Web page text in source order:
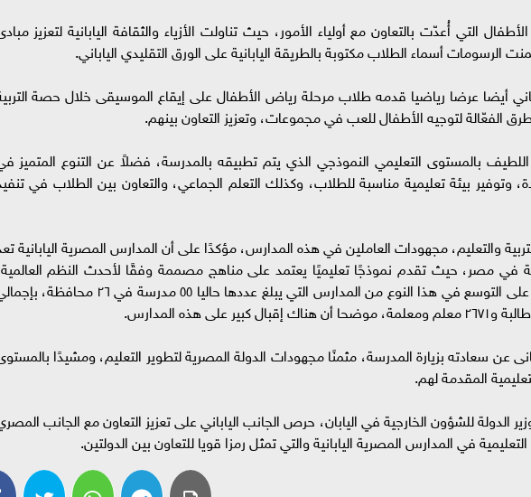
التي أُعدّت بالتعاون مع أولياء الأمور، حيث تناولت الأزياء والثقافة اليابانية لتعزيز
الرسومات أسماء الطلاب مكتوبة بالطريقة اليابانية على الورق التقليدي الياباني.
أيضا عرضا رياضيا قدمه طلاب مرحلة رياض الأطفال على إيقاع الموسيقى خلال حصة
الفعّالة لتوجيه الأطفال للعب في مجموعات، وتعزيز التعاون بينهم.
بالمستوى التعليمي النموذجي الذي يتم تطبيقه بالمدرسة، فضلاً عن التنوع المتميز
وتوفير بيئة تعليمية مناسبة للطلاب، وكذلك التعلم الجماعي، والتعاون بين الطلاب في
والتعليم، مجهودات العاملين في هذه المدارس، مؤكدًا على أن المدارس المصرية اليابانية
في مصر، حيث تقدم نموذجًا تعليميًا يعتمد على مناهج مصممة وفقًا لأحدث النظم
مشيرا إلى أن الوزارة تحرص على التوسع في هذا النوع من المدارس التي يبلغ عددها حاليا ٥٥ مدرسة في ٢٦
عن سعادته بزيارة المدرسة، مثمنًا مجهودات الدولة المصرية لتطوير التعليم، ومشيدًا
المقدمة لهم.
الدولة للشؤون الخارجية في اليابان، حرص الجانب الياباني على تعزيز التعاون مع الجانب
في المدارس المصرية اليابانية والتي تمثل رمزا قويا للتعاون بين الدولتين.